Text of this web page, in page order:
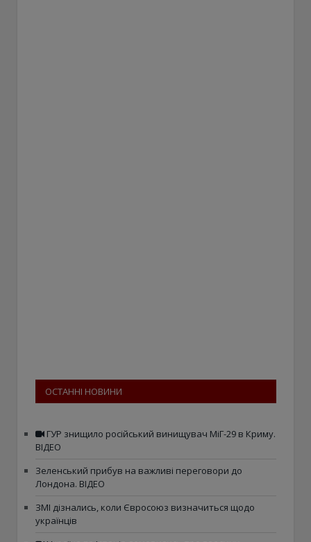
ОСТАННІ НОВИНИ
ГУР знищило російський винищувач МіГ-29 в Криму.
ВІДЕО
Зеленський прибув на важливі переговори до
Лондона. ВІДЕО
ЗМІ дізнались, коли Євросоюз визначиться щодо
українців